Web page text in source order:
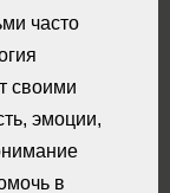
часто
своими
эмоции,
в